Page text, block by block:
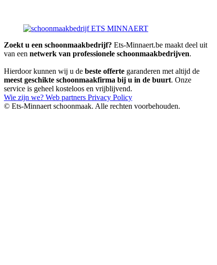
Zoekt u een schoonmaakbedrijf? Ets-Minnaert.be maakt deel uit
van een netwerk van professionele schoonmaakbedrijven.
Hierdoor kunnen wij u de beste offerte garanderen met altijd de
meest geschikte schoonmaakfirma bij u in de buurt. Onze
service is geheel kosteloos en vrijblijvend.
Wie zijn we? Web partners Privacy Policy
© Ets-Minnaert schoonmaak. Alle rechten voorbehouden.